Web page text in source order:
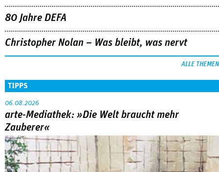
80 Jahre DEFA
Christopher Nolan – Was bleibt, was nervt
ALLE THEMEN
TIPPS
06.08.2026
arte-Mediathek: »Die Welt braucht mehr
Zauberer«